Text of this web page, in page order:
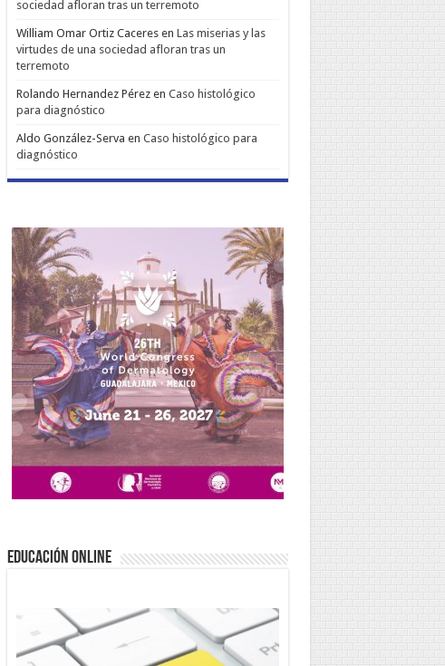
sociedad afloran tras un terremoto
William Omar Ortiz Caceresen Las miserias y las
virtudes de una sociedad afloran tras un
terremoto
Rolando Hernandez Pérezen Caso histológico
para diagnóstico
Aldo González-Serva en Caso histológico para
diagnóstico
EDUCACIÓN ONLINE